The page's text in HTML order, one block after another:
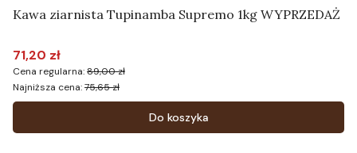
Kawa ziarnista Tupinamba Supremo 1kg WYPRZEDAŻ
Cena promocyjna
71,20 zł
Cena regularna:89,00 zł
Najniższa cena:75,65 zł
Do koszyka